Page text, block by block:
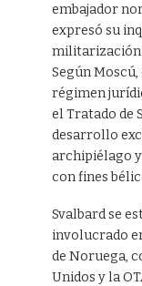
embajador
expresó su
militarización
Según
régimen
el Tratado de
desarrollo
archipiélago
con fines
Svalbard se
involucrado
de Noruega,
Unidos y la